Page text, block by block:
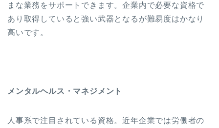
まな業務をサポートできます。企業内で必要な資格で
あり取得していると強い武器となるが難易度はかなり
高いです。
メンタルヘルス・マネジメント
人事系で注目されている資格。近年企業では労働者の